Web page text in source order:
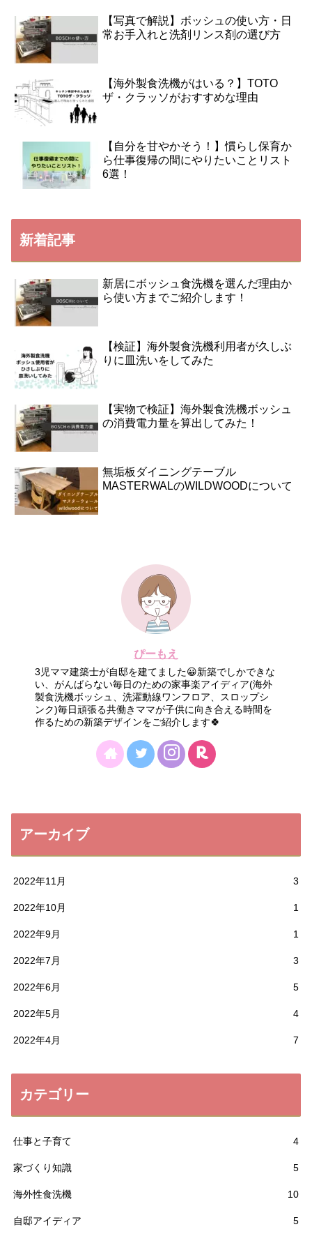
【写真で解説】ボッシュの使い方・日
常お手入れと洗剤リンス剤の選び方
【海外製食洗機がはいる？】TOTO
ザ・クラッソがおすすめな理由
【自分を甘やかそう！】慣らし保育か
ら仕事復帰の間にやりたいことリスト
6選！
新着記事
新居にボッシュ食洗機を選んだ理由か
ら使い方までご紹介します！
【検証】海外製食洗機利用者が久しぶ
りに皿洗いをしてみた
【実物で検証】海外製食洗機ボッシュ
の消費電力量を算出してみた！
無垢板ダイニングテーブル
MASTERWALのWILDWOODについて
ぴーもえ
3児ママ建築士が自邸を建てました😀新築でしかできな
い、がんばらない毎日のための家事楽アイディア(海外
製食洗機ボッシュ、洗濯動線ワンフロア、スロップシ
ンク)毎日頑張る共働きママが子供に向き合える時間を
作るための新築デザインをご紹介します🍀
アーカイブ
2022年11月 3
2022年10月 1
2022年9月 1
2022年7月 3
2022年6月 5
2022年5月 4
2022年4月 7
カテゴリー
仕事と子育て 4
家づくり知識 5
海外性食洗機 10
自邸アイディア 5